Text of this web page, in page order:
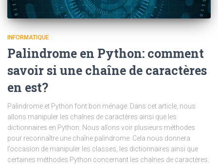
INFORMATIQUE
Palindrome en Python: comment
savoir si une chaîne de caractères
en est?
Palindrome et Python font bon ménage. Dans cet article, nous
allons manipuler les chaînes de caractères ainsi que les
dictionnaires en Python. Nous allons voir plusieurs méthodes
pour reconnaître une chaîne palindrome. Cela nous donnera
l’occasion de manipuler les classes, les dictionnaires ainsi que
certaines méthodes Python concernant les chaînes de caractères.